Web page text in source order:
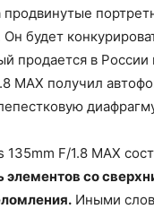
Он будет
продается в
MAX получил
F/1.8 MAX
элементов со
Иными